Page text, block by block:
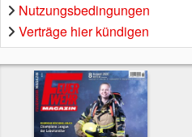
Nutzungsbedingungen
Verträge hier kündigen